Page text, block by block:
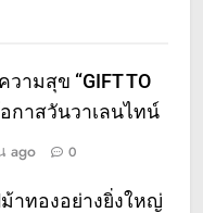
ามสุข “GIFT TO
อกาสวันวาเลนไทน์
ago 0
าทองอย่างยิ่งใหญ่